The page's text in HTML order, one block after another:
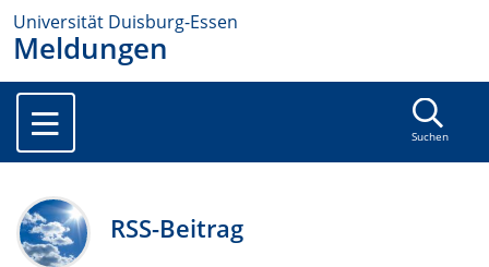
Universität Duisburg-Essen
Meldungen
Suchen
RSS-Beitrag